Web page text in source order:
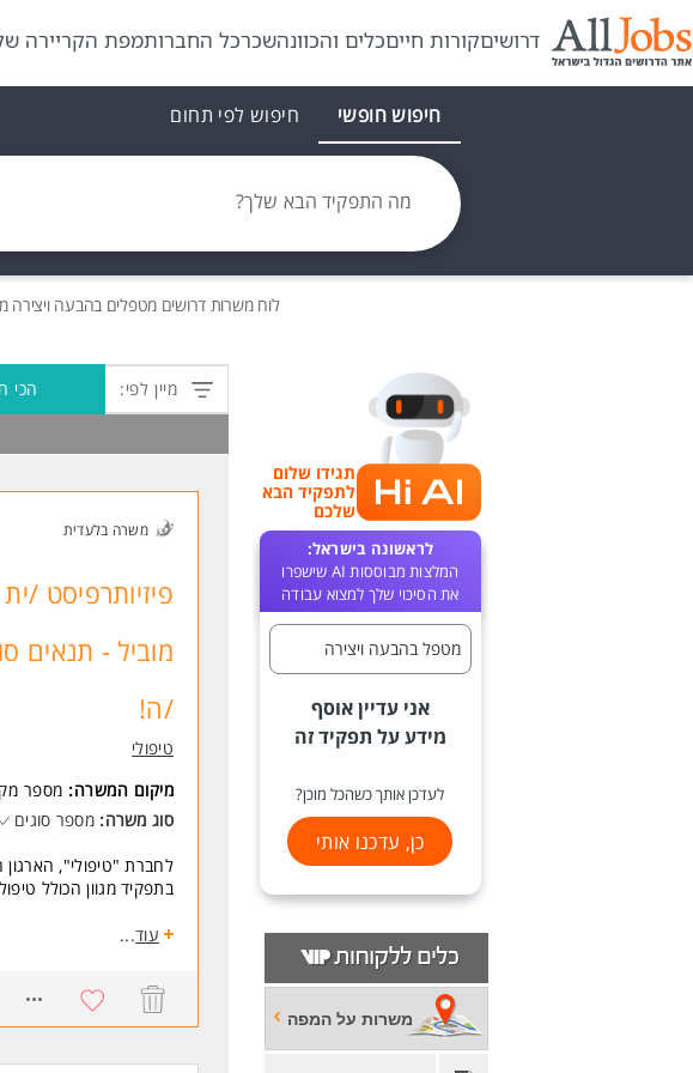
דרושיםקורות חייםכלים והכוונהשכרכל החברותמפת הקריירה
חיפוש חופשי חיפוש לפי תחום
מה התפקיד הבא שלך?
לוח משרות דרושים מטפלים בהבעה ויצירה
תגידו שלום
לתפקיד הבא
שלכם
לראשונה בישראל:
המלצות מבוססות AI שישפרו
את הסיכוי שלך למצוא עבודה
מטפל בהבעה ויצירה
אני עדיין אוסף
מידע על תפקיד זה
לעדכן אותך כשהכל מוכן?
כן, עדכנו אותי
משרות על המפה
מיין לפי: הכי
משרה בלעדית
פיזיותרפיסט /
מוביל - תנאים
/ה!
טיפולי
מיקום המשרה: מספר
סוג משרה: מספר סוגים
לחברת "טיפולי",
בתפקיד מגוון הכולל
אפשרות להשתלב בגני
תיאור התפקיד:
עוד...